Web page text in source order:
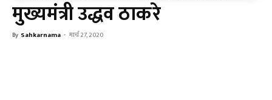
मुख्यमंत्री उद्धव ठाकरे
By Sahkarnama - मार्च 27, 2020